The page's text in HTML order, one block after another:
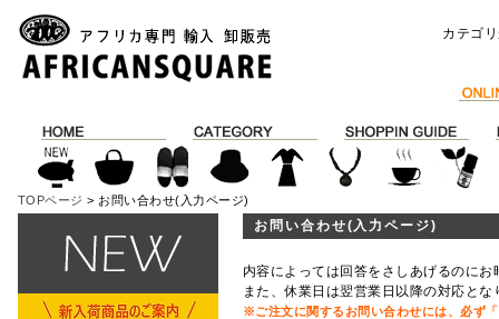
カテゴ
TOPページ > お問い合わせ(入力ページ)
お問い合わせ(入力ページ)
内容によっては回答をさしあげるのに
また、休業日は翌営業日以降の対応と
※ご注文に関するお問い合わせには、必ず